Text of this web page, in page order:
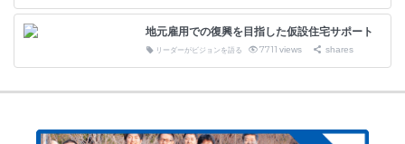
地元雇用での復興を目指した仮設住宅サポート
リーダーがビジョンを語る 7711 views shares